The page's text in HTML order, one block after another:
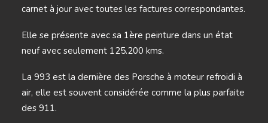
carnet à jour avec toutes les factures correspondantes.
Elle se présente avec sa 1ère peinture dans un état
neuf avec seulement 125.200 kms.
La 993 est la dernière des Porsche à moteur refroidi à
air, elle est souvent considérée comme la plus parfaite
des 911.